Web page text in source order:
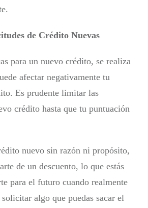
de Crédito Nuevas
para un nuevo crédito, se realiza
afectar negativamente tu
Es prudente limitar las
crédito hasta que tu puntuación
nuevo sin razón ni propósito,
de un descuento, lo que estás
para el futuro cuando realmente
algo que puedas sacar el